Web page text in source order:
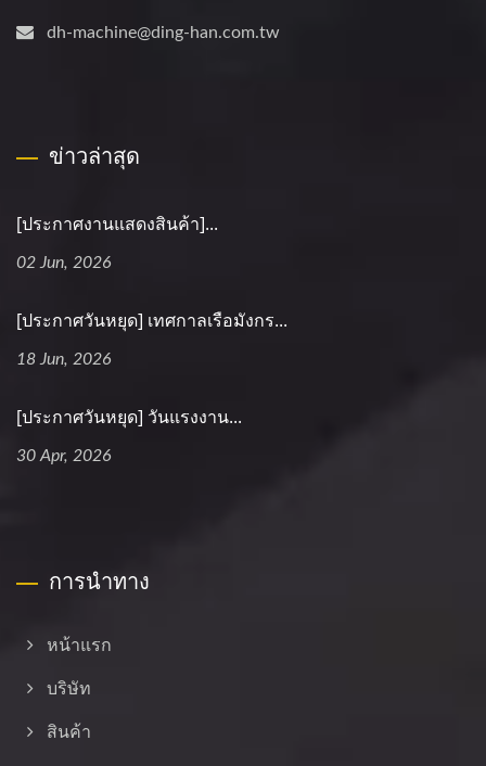
dh-machine@ding-han.com.tw
ข่าวล่าสุด
[ประกาศงานแสดงสินค้า]...
02 Jun, 2026
[ประกาศวันหยุด] เทศกาลเรือมังกร...
18 Jun, 2026
[ประกาศวันหยุด] วันแรงงาน...
30 Apr, 2026
การนำทาง
หน้าแรก
บริษัท
สินค้า